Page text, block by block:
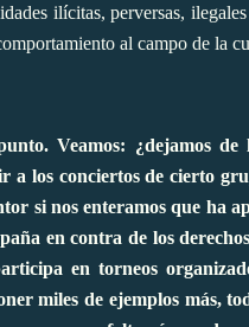
ilícitas, perversas,
al campo de la
Veamos: ¿dejamos
los conciertos de cierto
si nos enteramos que ha
en contra de los
en torneos
miles de ejemplos más,